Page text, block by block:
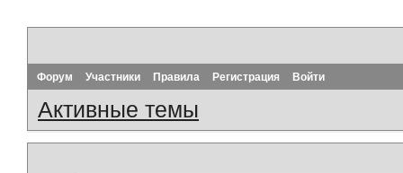
Форум Участники Правила Регистрация Войти
Активные темы